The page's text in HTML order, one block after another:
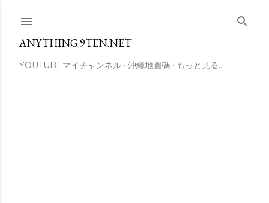
スキップしてメイン コンテンツに移動
ANYTHING.9TEN.NET
YOUTUBEマイチャンネル 沖繩地圖碼 もっと見る…